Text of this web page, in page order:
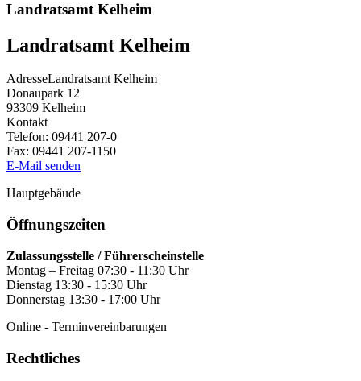
Landratsamt Kelheim
Landratsamt Kelheim
AdresseLandratsamt Kelheim
Donaupark 12
93309 Kelheim
Kontakt
Telefon: 09441 207-0
Fax: 09441 207-1150
E-Mail senden
Hauptgebäude
Öffnungszeiten
Zulassungsstelle / Führerscheinstelle
Montag – Freitag 07:30 - 11:30 Uhr
Dienstag 13:30 - 15:30 Uhr
Donnerstag 13:30 - 17:00 Uhr
Online - Terminvereinbarungen
Rechtliches